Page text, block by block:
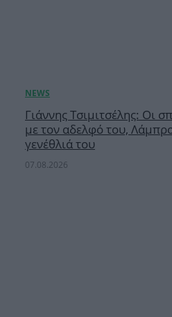
Γιάννης Τσιμιτσέλης: Οι
με τον αδελφό του, Λάμπρο
γενέθλιά του
07.08.2026